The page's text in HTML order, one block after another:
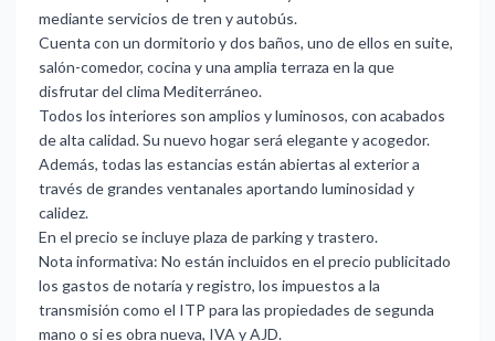
mediante servicios de tren y autobús.
Cuenta con un dormitorio y dos baños, uno de ellos en suite,
salón-comedor, cocina y una amplia terraza en la que
disfrutar del clima Mediterráneo.
Todos los interiores son amplios y luminosos, con acabados
de alta calidad. Su nuevo hogar será elegante y acogedor.
Además, todas las estancias están abiertas al exterior a
través de grandes ventanales aportando luminosidad y
calidez.
En el precio se incluye plaza de parking y trastero.
Nota informativa: No están incluidos en el precio publicitado
los gastos de notaría y registro, los impuestos a la
transmisión como el ITP para las propiedades de segunda
mano o si es obra nueva, IVA y AJD.